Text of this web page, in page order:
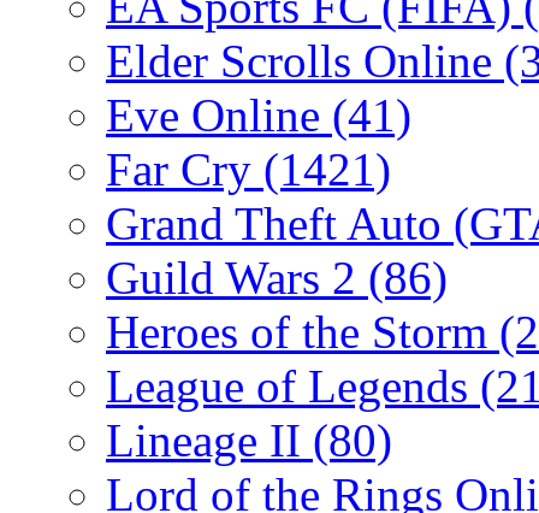
Elder Scrolls Online
Eve Online (41)
Far Cry (1421)
Grand Theft Auto
Guild Wars 2 (86)
Heroes of the Storm
League of Legends
Lineage II (80)
Lord of the Rings